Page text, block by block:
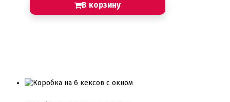
В корзину